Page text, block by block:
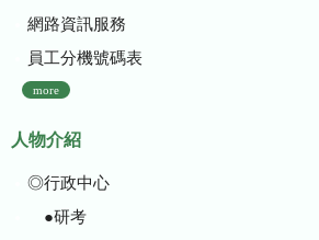
網路資訊服務
員工分機號碼表
more
人物介紹
◎行政中心
●研考